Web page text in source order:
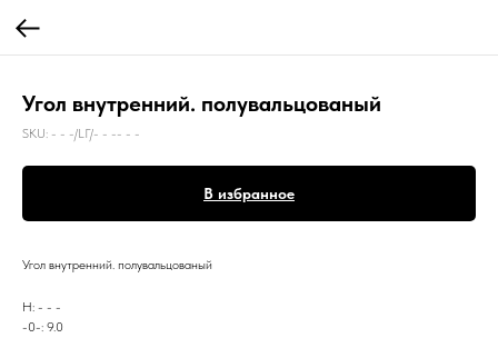
Угол внутренний. полувальцованый
SKU: - - -/LГ/- - -- - -
В избранное
Угол внутренний. полувальцованый
Н: - - -
-0-: 9.0